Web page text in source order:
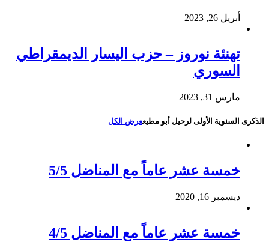
أبريل 26, 2023
تهنئة نوروز – حزب اليسار الديمقراطي
السوري
مارس 31, 2023
الذكرى السنوية الأولى لرحيل أبو مطيععرض الكل
خمسة عشر عاماً مع المناضل 5/5
ديسمبر 16, 2020
خمسة عشر عاماً مع المناضل 4/5